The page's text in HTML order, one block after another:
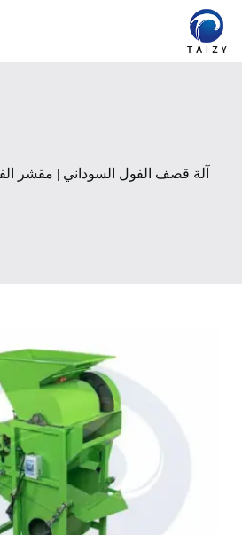
التجاوز
المحتوى
آلة قصف الفول السوداني | مقشر